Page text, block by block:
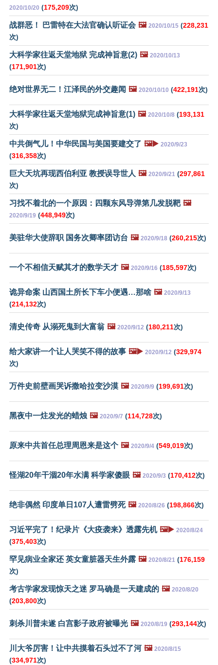
2020/10/20 (175,209次)
战群恶！ 巴雷特在大法官确认听证会 🖼️ 2020/10/15 (228,231
次)
大科学家往返天堂地狱 完成神旨意(2) 🖼️ 2020/10/13
(171,901次)
绝对世界无二！江泽民的外交趣闻 🖼️ 2020/10/10 (422,191次)
大科学家往返天堂地狱完成神旨意(1) 🖼️ 2020/10/8 (193,131
次)
中共倒气儿！中华民国与美国要建交了 🖼️▶️ 2020/9/23
(316,358次)
巨大天坑再现西伯利亚 教授误导世人 🖼️ 2020/9/21 (297,861
次)
习找不着北的一个原因：四颗东风导弹第几发脱靶 🖼️
2020/9/19 (448,949次)
美驻华大使辞职 国务次卿率团访台 🖼️ 2020/9/18 (260,215次)
一个不相信天赋其才的数学天才 🖼️ 2020/9/16 (185,597次)
诡异命案 山西国土所长下车小便遇…那啥 🖼️ 2020/9/13
(214,132次)
清史传奇 从溺死鬼到大富翁 🖼️ 2020/9/12 (180,211次)
给大家讲一个让人哭笑不得的故事 🖼️▶️ 2020/9/12 (329,974
次)
万件史前壁画哭诉撒哈拉变沙漠 🖼️ 2020/9/9 (199,691次)
黑夜中一炷发光的蜡烛 🖼️ 2020/9/7 (114,728次)
原来中共首任总理周恩来是这个 🖼️ 2020/9/4 (549,019次)
怪湖20年干涸20年水满 科学家傻眼 🖼️ 2020/9/3 (170,412次)
绝非偶然 印度单日107人遭雷劈死 🖼️ 2020/8/26 (198,866次)
习近平完了！纪录片《大疫袭来》透露先机 🖼️▶️ 2020/8/24
(375,403次)
罕见病业全家还 英女童脏器天生外露 🖼️ 2020/8/21 (176,159
次)
考古学家发现惊天之迷 罗马确是一天建成的 🖼️ 2020/8/20
(203,800次)
刺杀川普未遂 白宫影子政府被曝光 🖼️ 2020/8/19 (293,144次)
川大爷厉害！让中共摸着石头过不了河 🖼️ 2020/8/15
(334,971次)